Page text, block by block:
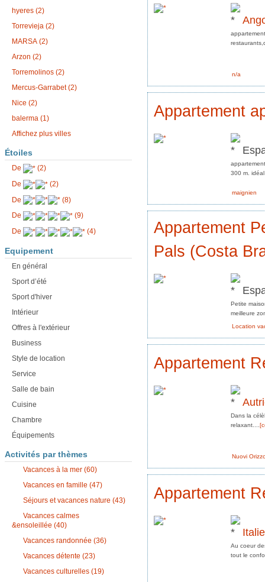
hyeres (2)
Torrevieja (2)
MARSA (2)
Arzon (2)
Torremolinos (2)
Mercus-Garrabet (2)
Nice (2)
balerma (1)
Affichez plus villes
Étoiles
De
(2)
De
(2)
De
(8)
De
(9)
De
(4)
Equipement
En général
Sport d’été
Sport d'hiver
Intérieur
Offres à l'extérieur
Business
Style de location
Service
Salle de bain
Cuisine
Chambre
Équipements
Activités par thèmes
Vacances à la mer (60)
Vacances en famille (47)
Séjours et vacances nature (43)
Vacances calmes
&ensoleillée (40)
Vacances randonnée (36)
Vacances détente (23)
Vacances culturelles (19)
n/a
Appartement
300 m.
maignien
Appartement
Pals (Costa
Petite
meilleure
Location
Appartement
Dans la
relaxant....
Nuovi
Appartement
Italie
Au coeur
tout le